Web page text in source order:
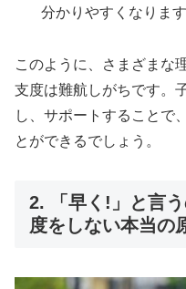
分かりやすくなります
このように、さまざまな
支度は難航しがちです。
し、サポートすることで
とができるでしょう。
2. 「早く!」と言
度をしない本当の